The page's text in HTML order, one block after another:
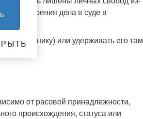
рассмотрения дела в суде в
(клинику) или удерживать его там
от расовой принадлежности,
происхождения, статуса или